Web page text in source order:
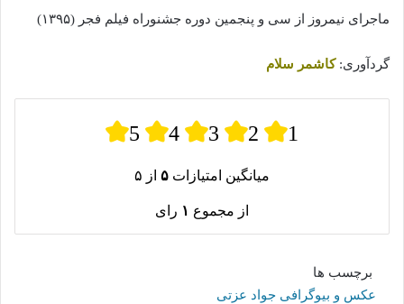
ماجرای نیمروز از سی و پنجمین دوره جشنوراه فیلم فجر (۱۳۹۵)
گردآوری:کاشمر سلام
5 4 3 2 1
میانگین امتیازات ۵ از ۵
از مجموع ۱ رای
برچسب ها
عکس و بیوگرافی جواد عزتی